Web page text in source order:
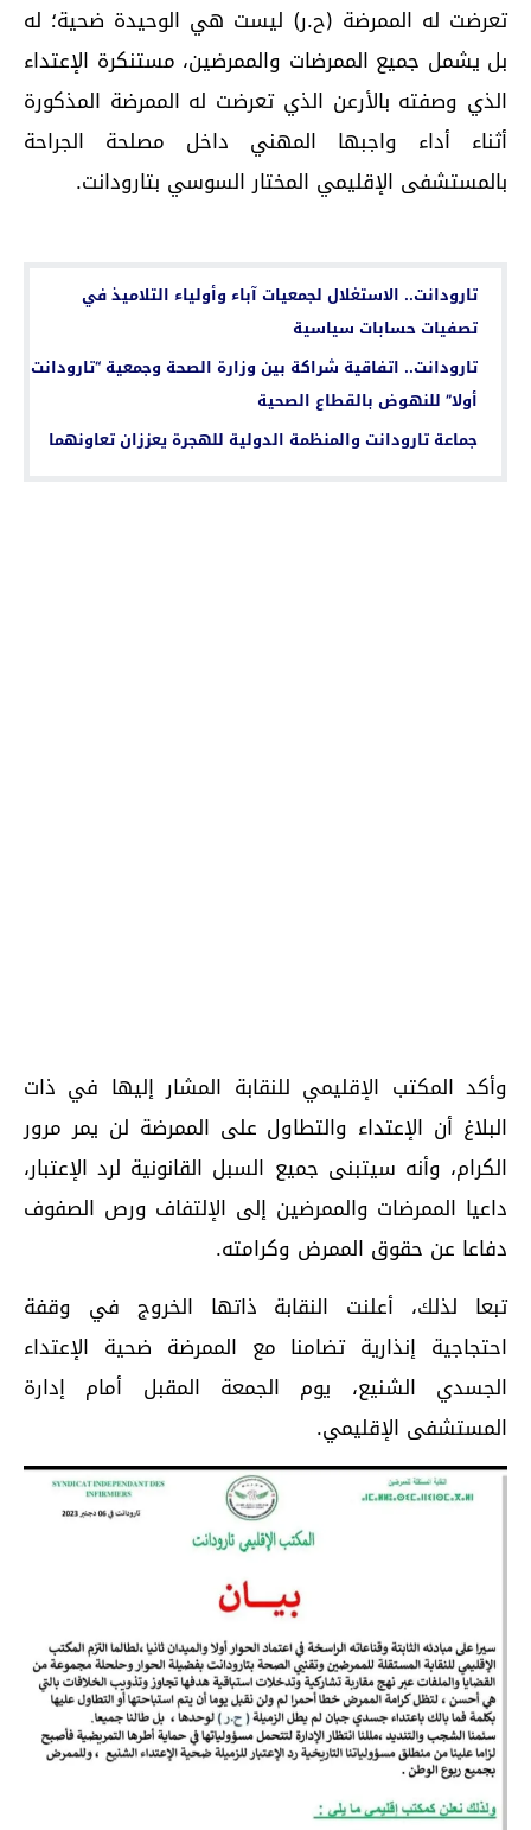
تعرضت له الممرضة (ح.ر) ليست هي الوحيدة ضحية؛ له
بل يشمل جميع الممرضات والممرضين، مستنكرة الإعتداء
الذي وصفته بالأرعن الذي تعرضت له الممرضة المذكورة
أثناء أداء واجبها المهني داخل مصلحة الجراحة
بالمستشفى الإقليمي المختار السوسي بتارودانت.
تارودانت.. الاستغلال لجمعيات آباء وأولياء التلاميذ في
تصفيات حسابات سياسية
تارودانت.. اتفاقية شراكة بين وزارة الصحة وجمعية “تارودانت
أولا” للنهوض بالقطاع الصحية
جماعة تارودانت والمنظمة الدولية للهجرة يعززان تعاونهما
وأكد المكتب الإقليمي للنقابة المشار إليها في ذات
البلاغ أن الإعتداء والتطاول على الممرضة لن يمر مرور
الكرام، وأنه سيتبنى جميع السبل القانونية لرد الإعتبار،
داعيا الممرضات والممرضين إلى الإلتفاف ورص الصفوف
دفاعا عن حقوق الممرض وكرامته.
تبعا لذلك، أعلنت النقابة ذاتها الخروج في وقفة
احتجاجية إنذارية تضامنا مع الممرضة ضحية الإعتداء
الجسدي الشنيع، يوم الجمعة المقبل أمام إدارة
المستشفى الإقليمي.